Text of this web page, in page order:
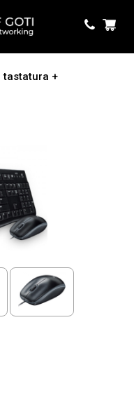
tastatura +